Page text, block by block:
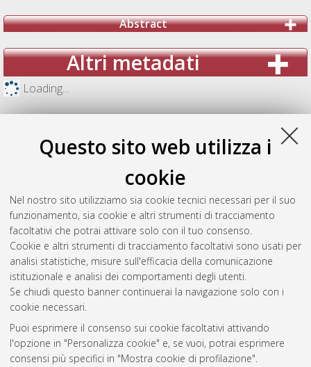
Questo sito web utilizza i
cookie
Nel nostro sito utilizziamo sia cookie tecnici necessari per il suo
funzionamento, sia cookie e altri strumenti di tracciamento
facoltativi che potrai attivare solo con il tuo consenso.
Cookie e altri strumenti di tracciamento facoltativi sono usati per
analisi statistiche, misure sull'efficacia della comunicazione
istituzionale e analisi dei comportamenti degli utenti.
Se chiudi questo banner continuerai la navigazione solo con i
cookie necessari.
Puoi esprimere il consenso sui cookie facoltativi attivando
l'opzione in "Personalizza cookie" e, se vuoi, potrai esprimere
consensi più specifici in "Mostra cookie di profilazione".
Abstract
Altri metadati
Loading...
Gestione del documento:
Atom
Rss 1.0